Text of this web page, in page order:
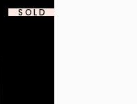
SOLD